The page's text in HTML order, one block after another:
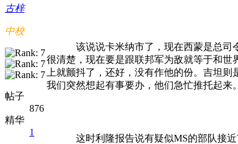
古梓
中校
帖子
876
精华
1
该说说卡米纳市了，现在西蒙是总司
很清楚，现在要是跟联邦军为敌就等于和
上就颤抖了，还好，没有作他的份。吉坦
我们突然想起有事要办，他们急忙推托起来
这时利隆报告说有疑似MS的部队接